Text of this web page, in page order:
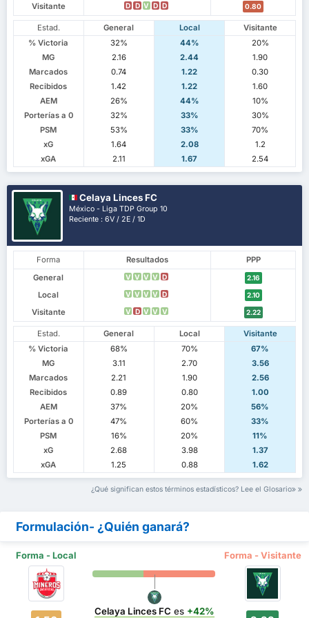
Visitante D D V D D 0.80
Estad. General Local
Visitante
% Victoria
32% 44%
20%
MG
2.16 2.44
1.90
Marcados
0.74 1.22
0.30
Recibidos
1.42 1.22
1.60
AEM
26% 44%
10%
Porterías a 0
32% 33%
30%
PSM
53% 33%
70%
xG
1.64 2.08
1.2
xGA
2.11 1.67 2.54
Celaya Linces FC
México - Liga TDP Group 10
Reciente : 6V / 2E / 1D
Forma Resultados
PPP
General
V V V V D 2.16
Local V V V V D 2.10
Visitante V D V V V 2.22
Estad. General Local
Visitante
% Victoria
68% 70%
67%
MG
3.11 2.70
3.56
Marcados
2.21 1.90
2.56
Recibidos
0.89 0.80
1.00
AEM
37% 20%
56%
Porterías a 0
47% 60%
33%
PSM
16% 20%
11%
xG
2.68 3.98
1.37
xGA
1.25 0.88 1.62
¿Qué significan estos términos estadísticos? Lee el Glosario
Formulación- ¿Quién ganará?
Forma - Local Forma - Visitante
Celaya Linces FC es +42%